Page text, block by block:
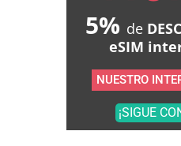
5% de
eSIM
NUESTRO
¡SIGUE